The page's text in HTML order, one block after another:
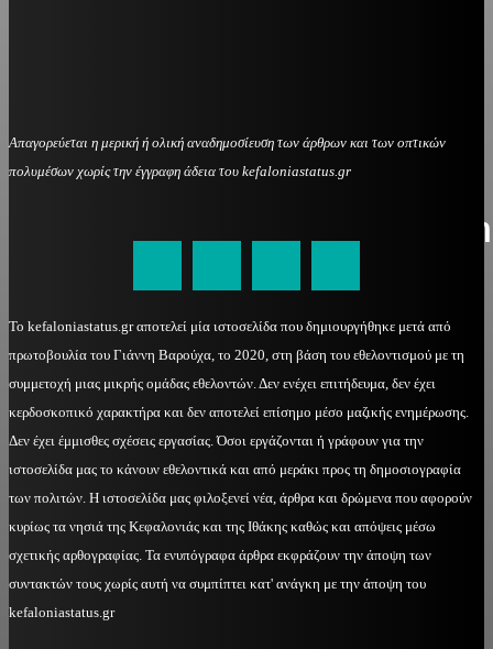
Απαγορεύεται η μερική ή ολική αναδημοσίευση των άρθρων και των οπτικών
πολυμέσων χωρίς την έγγραφη άδεια του kefaloniastatus.gr
kefaloniastatus@gmail.com
Το kefaloniastatus.gr αποτελεί μία ιστοσελίδα που δημιουργήθηκε μετά από
πρωτοβουλία του Γιάννη Βαρούχα, το 2020, στη βάση του εθελοντισμού με τη
συμμετοχή μιας μικρής ομάδας εθελοντών. Δεν ενέχει επιτήδευμα, δεν έχει
κερδοσκοπικό χαρακτήρα και δεν αποτελεί επίσημο μέσο μαζικής ενημέρωσης.
Δεν έχει έμμισθες σχέσεις εργασίας. Όσοι εργάζονται ή γράφουν για την
ιστοσελίδα μας το κάνουν εθελοντικά και από μεράκι προς τη δημοσιογραφία
των πολιτών. Η ιστοσελίδα μας φιλοξενεί νέα, άρθρα και δρώμενα που αφορούν
κυρίως τα νησιά της Κεφαλονιάς και της Ιθάκης καθώς και απόψεις μέσω
σχετικής αρθογραφίας. Τα ενυπόγραφα άρθρα εκφράζουν την άποψη των
συντακτών τους χωρίς αυτή να συμπίπτει κατ' ανάγκη με την άποψη του
kefaloniastatus.gr